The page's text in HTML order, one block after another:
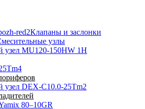
Клапаны и заслонки
узлы